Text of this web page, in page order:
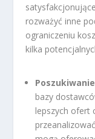
rozważyć inne
ograniczeniu
kilka
bazy
lepszych ofert